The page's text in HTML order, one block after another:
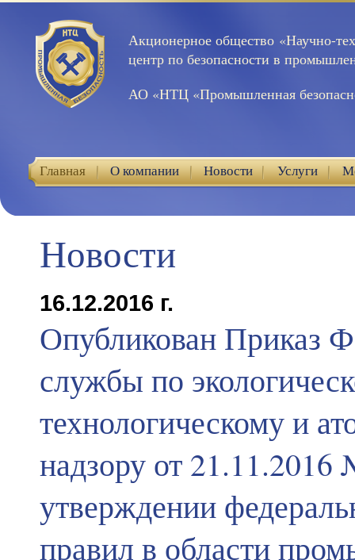
Акционерное общество «Научно-
центр по безопасности в
АО «НТЦ «Промышленная
Главная О компании Новости Услуги
Новости
16.12.2016 г.
Опубликован Приказ
службы по
технологическому и
надзору от
утверждении
правил в области